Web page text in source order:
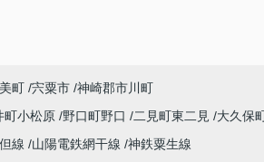
町 宍粟市 神崎郡市川町
町小松原 野口町野口 二見町東二見
大久保
線 山陽電鉄網干線 神鉄粟生線